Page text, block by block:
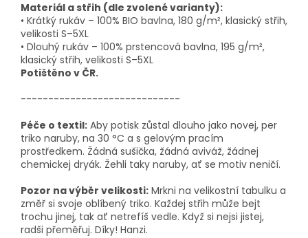
Materiál a střih (dle zvolené varianty):
• Krátký rukáv – 100% BIO bavlna, 180 g/m², klasický střih,
velikosti S–5XL
• Dlouhý rukáv – 100% prstencová bavlna, 195 g/m²,
klasický střih, velikosti S–5XL
Potištěno v ČR.
-----------------------------
Péče o textil: Aby potisk zůstal dlouho jako novej, per
triko naruby, na 30 °C a s gelovým pracím
prostředkem. Žádná sušička, žádná aviváž, žádnej
chemickej dryák. Žehli taky naruby, ať se motiv neničí.
Pozor na výběr velikosti: Mrkni na velikostní tabulku a
změř si svoje oblíbený triko. Každej střih může bejt
trochu jinej, tak ať netrefíš vedle. Když si nejsi jistej,
radši přeměřuj. Díky! Hanzi.